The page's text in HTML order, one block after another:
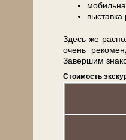
Здесь же
очень
Завершим
Стоимость